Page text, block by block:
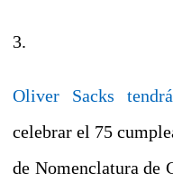
3.
Oliver Sacks
celebrar el 75
de Nomenclatura de